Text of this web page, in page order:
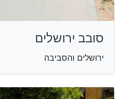
סובב ירושלים
ירושלים והסביבה